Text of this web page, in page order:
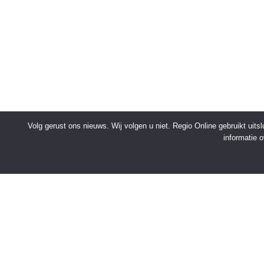
Volg gerust ons nieuws. Wij volgen u niet. Regio Online gebruikt
informatie